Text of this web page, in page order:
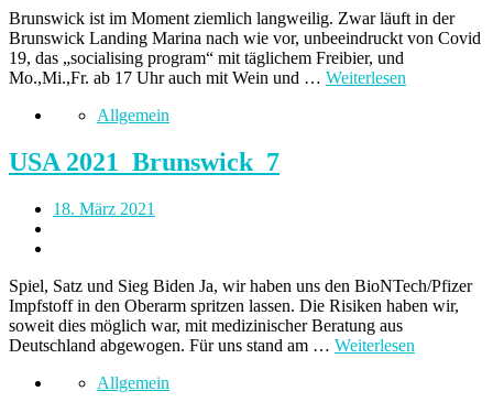
Brunswick ist im Moment ziemlich langweilig. Zwar läuft in der
Brunswick Landing Marina nach wie vor, unbeeindruckt von Covid
19, das „socialising program“ mit täglichem Freibier, und
Mo.,Mi.,Fr. ab 17 Uhr auch mit Wein und … Weiterlesen
Allgemein
USA 2021_Brunswick_7
18. März 2021
Spiel, Satz und Sieg Biden Ja, wir haben uns den BioNTech/Pfizer
Impfstoff in den Oberarm spritzen lassen. Die Risiken haben wir,
soweit dies möglich war, mit medizinischer Beratung aus
Deutschland abgewogen. Für uns stand am … Weiterlesen
Allgemein